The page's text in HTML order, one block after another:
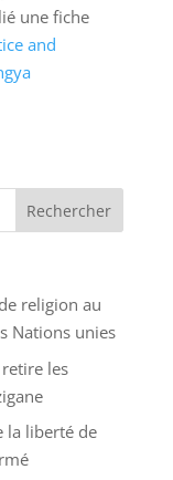
une fiche
and
religion au
Nations unies
les
la liberté de